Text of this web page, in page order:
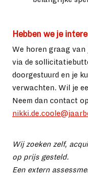
Hebben we je
We horen graag van
via de
doorgestuurd en je
verwachten. Wil je
Neem dan contact
Wij zoeken zelf,
op prijs gesteld.
Een extern